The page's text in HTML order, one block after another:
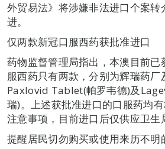
外贸易法》将涉嫌非法进口个案转
进。
仅两款新冠口服西药获批准进口
药物监督管理局指出，本澳目前已
服西药只有两款，分别为辉瑞药厂
Paxlovid Tablet(帕罗韦德)及
瑞)。上述获批准进口的口服药均
注意事项，目前进口后仅供应卫生
提醒居民切勿购买或使用来历不明